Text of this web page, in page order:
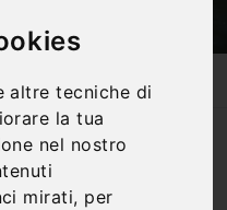
altre tecniche di
la tua
nel nostro
mirati, per